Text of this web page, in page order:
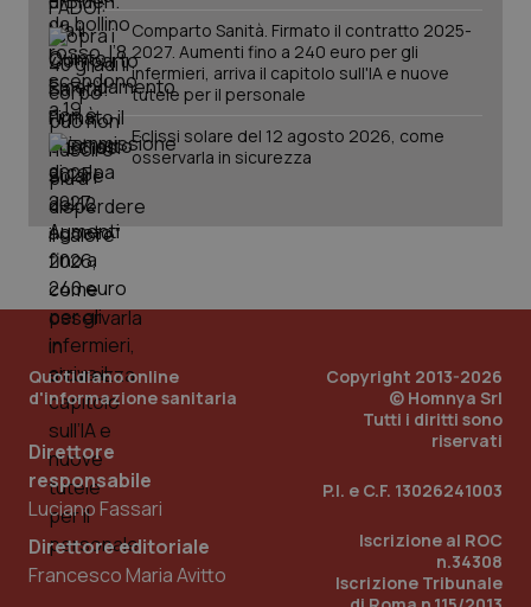
Comparto Sanità. Firmato il contratto 2025-
2027. Aumenti fino a 240 euro per gli
infermieri, arriva il capitolo sull'IA e nuove
tutele per il personale
Eclissi solare del 12 agosto 2026, come
osservarla in sicurezza
Quotidiano online
d'informazione sanitaria
Direttore
responsabile
Luciano Fassari
Direttore editoriale
Francesco Maria Avitto
Copyright 2013-2026
© Homnya Srl
Tutti i diritti sono
riservati
P.I. e C.F. 13026241003
Iscrizione al ROC
n.34308
Iscrizione Tribunale
PHPSESSID